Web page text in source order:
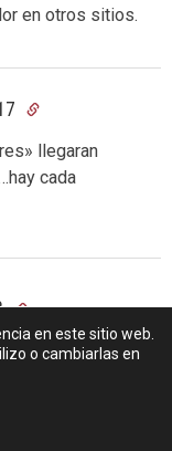
en otros sitios.
llegaran
cada
compró creo, y
en este sitio web.
o cambiarlas en